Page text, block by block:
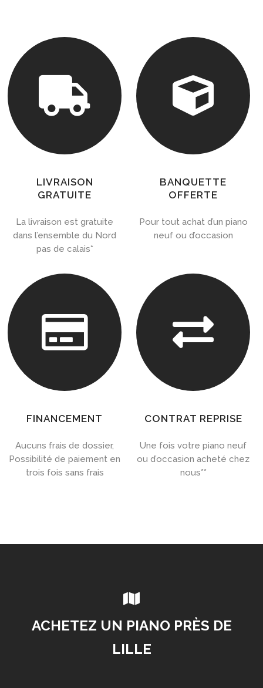

LIVRAISON
GRATUITE
La livraison est gratuite
dans l’ensemble du Nord
pas de calais*

BANQUETTE
OFFERTE
Pour tout achat d’un piano
neuf ou d’occasion

FINANCEMENT
Aucuns frais de dossier,
Possibilité de paiement en
trois fois sans frais

CONTRAT REPRISE
Une fois votre piano neuf
ou d’occasion acheté chez
nous**

ACHETEZ UN PIANO PRÈS DE
LILLE